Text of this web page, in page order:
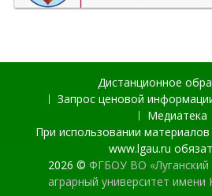
Дистанционное
Запрос ценовой
Медиатека
При использовании материалов
www.lgau.ru
2026 © ФГБОУ ВО «Луганский
аграрный университет